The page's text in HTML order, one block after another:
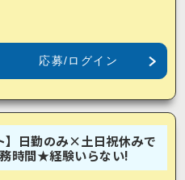
応募/ログイン
】日勤のみ×土日祝休みで
時間★経験いらない!